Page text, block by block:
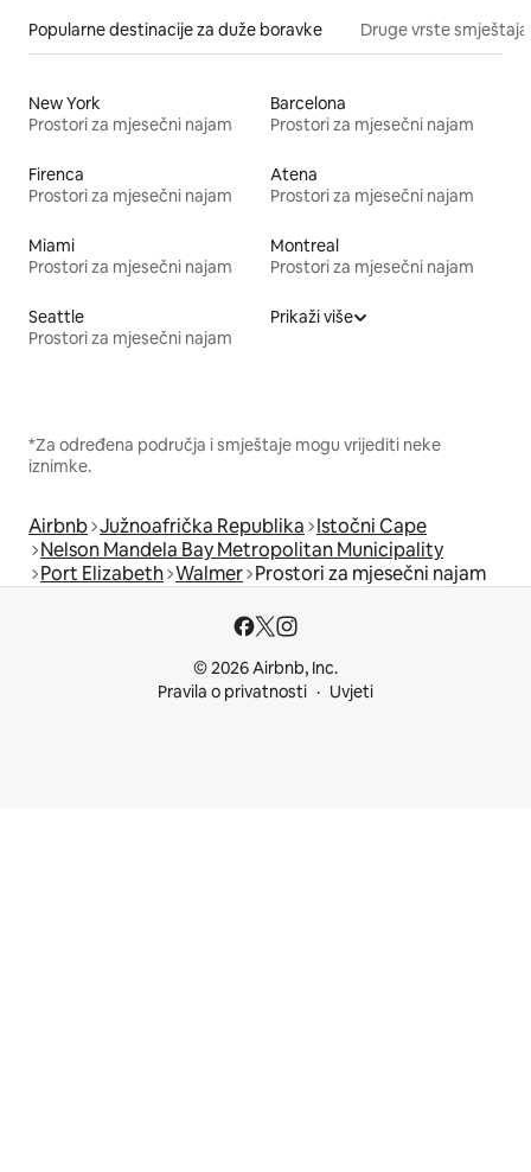
Popularne destinacije za duže boravke Druge vrste smještaja
New York
Prostori za mjesečni najam
Barcelona
Prostori za mjesečni najam
Firenca
Prostori za mjesečni najam
Atena
Prostori za mjesečni najam
Miami
Prostori za mjesečni najam
Montreal
Prostori za mjesečni najam
Seattle
Prostori za mjesečni najam
Prikaži više
*Za određena područja i smještaje mogu vrijediti neke
iznimke.
Airbnb Južnoafrička Republika Istočni Cape
Nelson Mandela Bay Metropolitan Municipality
Port Elizabeth Walmer Prostori za mjesečni najam
© 2026 Airbnb, Inc.
Pravila o privatnosti
Uvjeti